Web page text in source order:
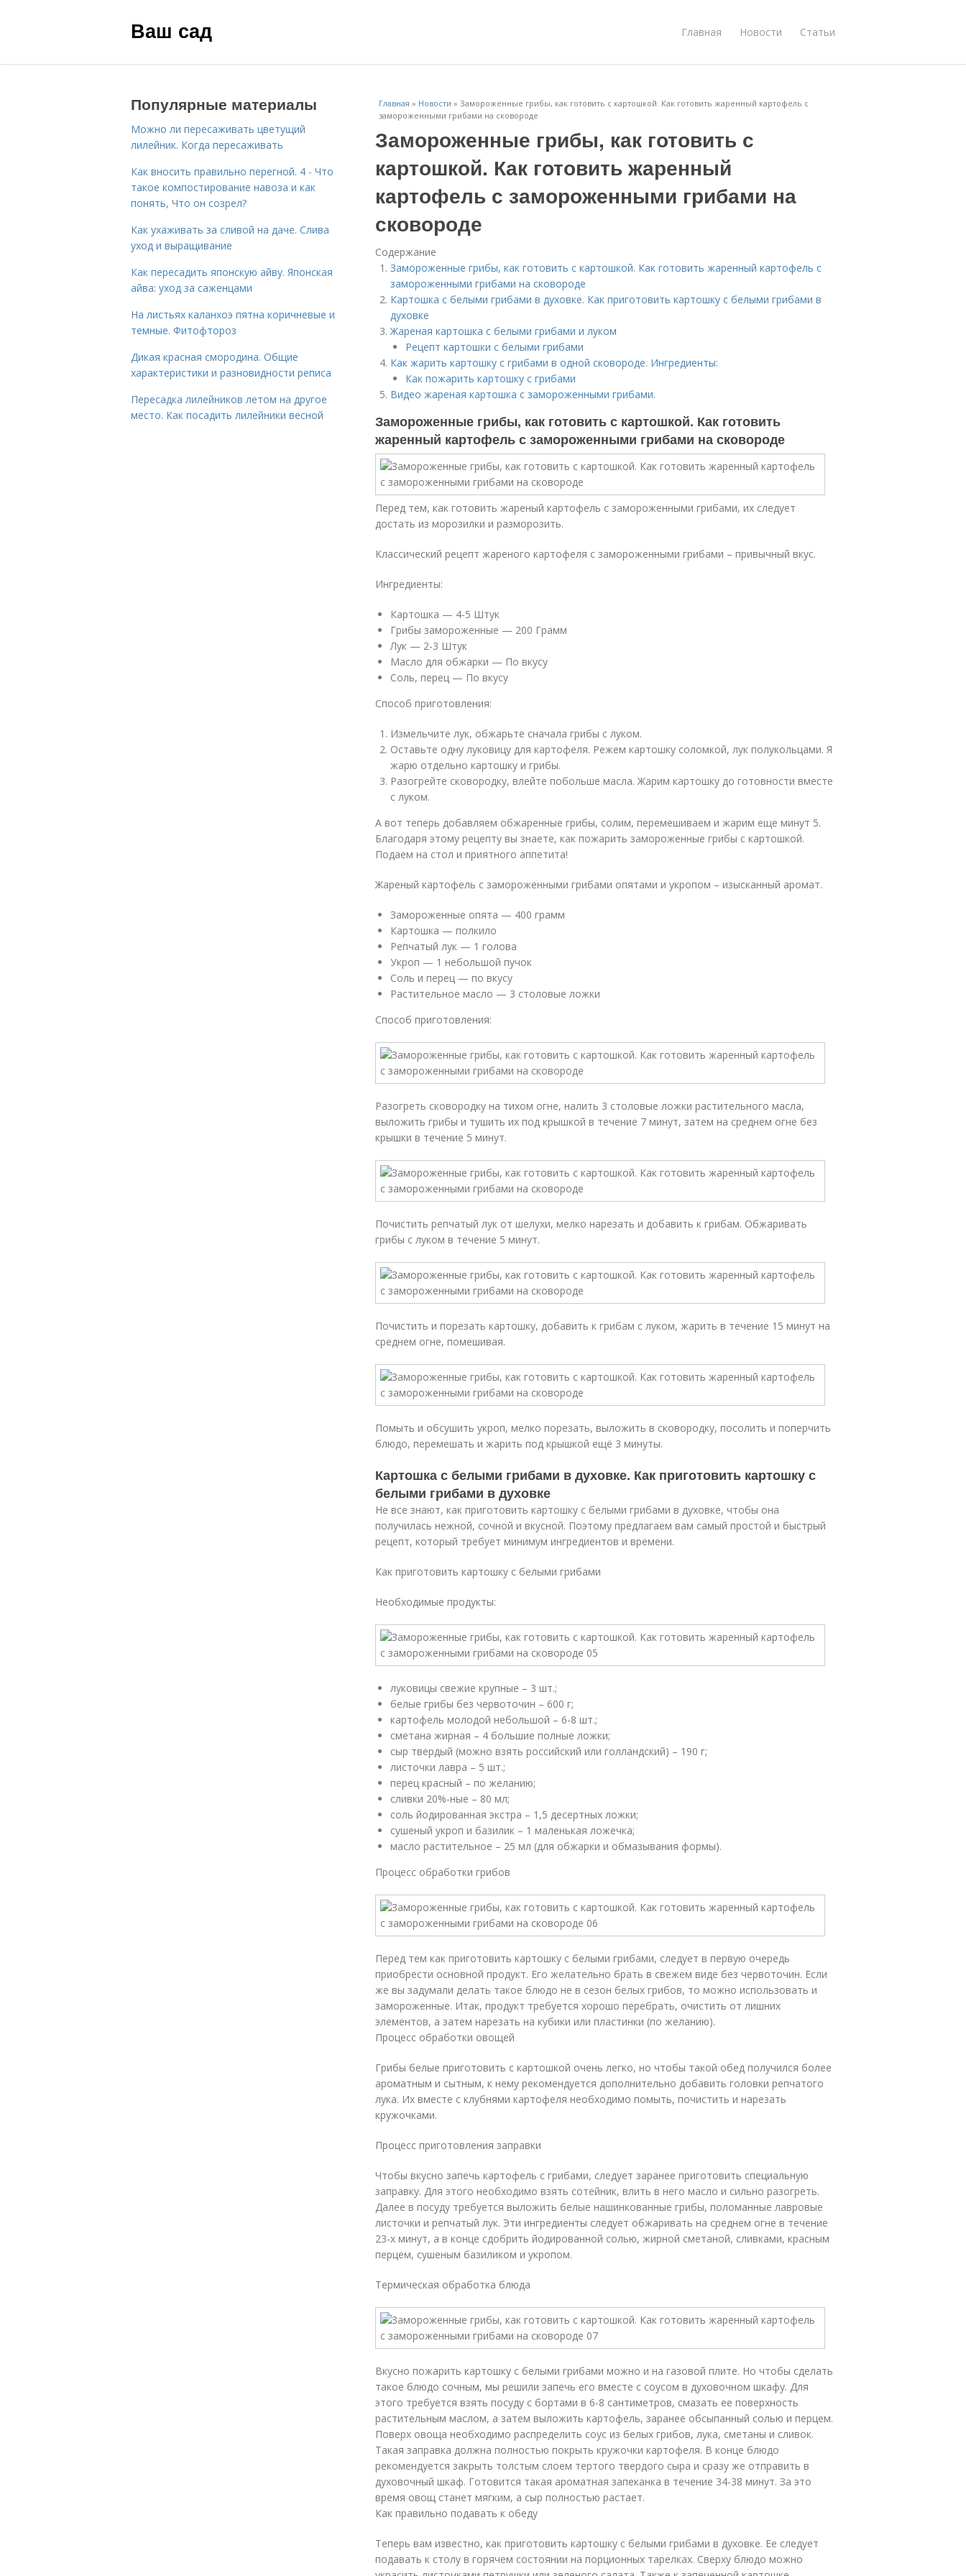
Ваш сад Главная Новости Статьи
Главная » Новости » Замороженные грибы, как готовить с картошкой. Как готовить жаренный картофель с
замороженными грибами на сковороде
Замороженные грибы, как готовить с
картошкой. Как готовить жаренный
картофель с замороженными грибами на
сковороде
Содержание
Замороженные грибы, как готовить с картошкой. Как готовить жаренный картофель с
замороженными грибами на сковороде
Картошка с белыми грибами в духовке. Как приготовить картошку с белыми грибами в
духовке
Жареная картошка с белыми грибами и луком
Рецепт картошки с белыми грибами
Как жарить картошку с грибами в одной сковороде. Ингредиенты:
Как пожарить картошку с грибами
Видео жареная картошка с замороженными грибами.
Замороженные грибы, как готовить с картошкой. Как готовить
жаренный картофель с замороженными грибами на сковороде
Перед тем, как готовить жареный картофель с замороженными грибами, их следует
достать из морозилки и разморозить.
Классический рецепт жареного картофеля с замороженными грибами – привычный вкус.
Ингредиенты:
Картошка — 4-5 Штук
Грибы замороженные — 200 Грамм
Лук — 2-3 Штук
Масло для обжарки — По вкусу
Соль, перец — По вкусу
Способ приготовления:
Измельчите лук, обжарьте сначала грибы с луком.
Оставьте одну луковицу для картофеля. Режем картошку соломкой, лук полукольцами. Я
жарю отдельно картошку и грибы.
Разогрейте сковородку, влейте побольше масла. Жарим картошку до готовности вместе
с луком.
А вот теперь добавляем обжаренные грибы, солим, перемешиваем и жарим еще минут 5.
Благодаря этому рецепту вы знаете, как пожарить замороженные грибы с картошкой.
Подаем на стол и приятного аппетита!
Жареный картофель с замороженными грибами опятами и укропом – изысканный аромат.
Замороженные опята — 400 грамм
Картошка — полкило
Репчатый лук — 1 голова
Укроп — 1 небольшой пучок
Соль и перец — по вкусу
Растительное масло — 3 столовые ложки
Способ приготовления:
Разогреть сковородку на тихом огне, налить 3 столовые ложки растительного масла,
выложить грибы и тушить их под крышкой в течение 7 минут, затем на среднем огне без
крышки в течение 5 минут.
Почистить репчатый лук от шелухи, мелко нарезать и добавить к грибам. Обжаривать
грибы с луком в течение 5 минут.
Почистить и порезать картошку, добавить к грибам с луком, жарить в течение 15 минут на
среднем огне, помешивая.
Помыть и обсушить укроп, мелко порезать, выложить в сковородку, посолить и поперчить
блюдо, перемешать и жарить под крышкой ещё 3 минуты.
Картошка с белыми грибами в духовке. Как приготовить картошку с
белыми грибами в духовке
Не все знают, как приготовить картошку с белыми грибами в духовке, чтобы она
получилась нежной, сочной и вкусной. Поэтому предлагаем вам самый простой и быстрый
рецепт, который требует минимум ингредиентов и времени.
Как приготовить картошку с белыми грибами
Необходимые продукты:
луковицы свежие крупные – 3 шт.;
белые грибы без червоточин – 600 г;
картофель молодой небольшой – 6-8 шт.;
сметана жирная – 4 большие полные ложки;
сыр твердый (можно взять российский или голландский) – 190 г;
листочки лавра – 5 шт.;
перец красный – по желанию;
сливки 20%-ные – 80 мл;
соль йодированная экстра – 1,5 десертных ложки;
сушеный укроп и базилик – 1 маленькая ложечка;
масло растительное – 25 мл (для обжарки и обмазывания формы).
Процесс обработки грибов
Перед тем как приготовить картошку с белыми грибами, следует в первую очередь
приобрести основной продукт. Его желательно брать в свежем виде без червоточин. Если
же вы задумали делать такое блюдо не в сезон белых грибов, то можно использовать и
замороженные. Итак, продукт требуется хорошо перебрать, очистить от лишних
элементов, а затем нарезать на кубики или пластинки (по желанию).
Процесс обработки овощей
Грибы белые приготовить с картошкой очень легко, но чтобы такой обед получился более
ароматным и сытным, к нему рекомендуется дополнительно добавить головки репчатого
лука. Их вместе с клубнями картофеля необходимо помыть, почистить и нарезать
кружочками.
Процесс приготовления заправки
Чтобы вкусно запечь картофель с грибами, следует заранее приготовить специальную
заправку. Для этого необходимо взять сотейник, влить в него масло и сильно разогреть.
Далее в посуду требуется выложить белые нашинкованные грибы, поломанные лавровые
листочки и репчатый лук. Эти ингредиенты следует обжаривать на среднем огне в течение
23-х минут, а в конце сдобрить йодированной солью, жирной сметаной, сливками, красным
перцем, сушеным базиликом и укропом.
Термическая обработка блюда
Вкусно пожарить картошку с белыми грибами можно и на газовой плите. Но чтобы сделать
такое блюдо сочным, мы решили запечь его вместе с соусом в духовочном шкафу. Для
этого требуется взять посуду с бортами в 6-8 сантиметров, смазать ее поверхность
растительным маслом, а затем выложить картофель, заранее обсыпанный солью и перцем.
Поверх овоща необходимо распределить соус из белых грибов, лука, сметаны и сливок.
Такая заправка должна полностью покрыть кружочки картофеля. В конце блюдо
рекомендуется закрыть толстым слоем тертого твердого сыра и сразу же отправить в
духовочный шкаф. Готовится такая ароматная запеканка в течение 34-38 минут. За это
время овощ станет мягким, а сыр полностью растает.
Как правильно подавать к обеду
Теперь вам известно, как приготовить картошку с белыми грибами в духовке. Ее следует
подавать к столу в горячем состоянии на порционных тарелках. Сверху блюдо можно
Популярные материалы
Можно ли пересаживать цветущий
лилейник. Когда пересаживать
Как вносить правильно перегной. 4 - Что
такое компостирование навоза и как
понять, Что он созрел?
Как ухаживать за сливой на даче. Слива
уход и выращивание
Как пересадить японскую айву. Японская
айва: уход за саженцами
На листьях каланхоэ пятна коричневые и
темные. Фитофтороз
Дикая красная смородина. Общие
характеристики и разновидности реписа
Пересадка лилейников летом на другое
место. Как посадить лилейники весной